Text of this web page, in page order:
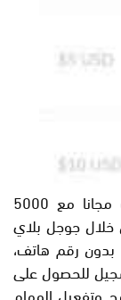
برنامج شحن جواهر فري فاير وفورت نايت مجانا مع 5000
خلال جوجل بلاي
وطبعا هذه موقع شحن جواهر فري فاير id بدون رقم هاتف،
للحصول على